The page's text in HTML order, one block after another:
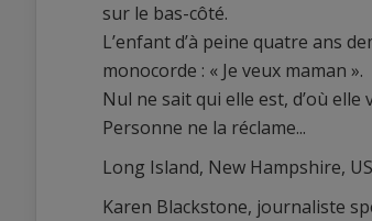
sur le bas-côté.
L’enfant d’à peine quatre ans
monocorde : « Je veux maman ».
Nul ne sait qui elle est, d’où elle
Personne ne la réclame...
Long Island, New Hampshire,
Karen Blackstone, journaliste